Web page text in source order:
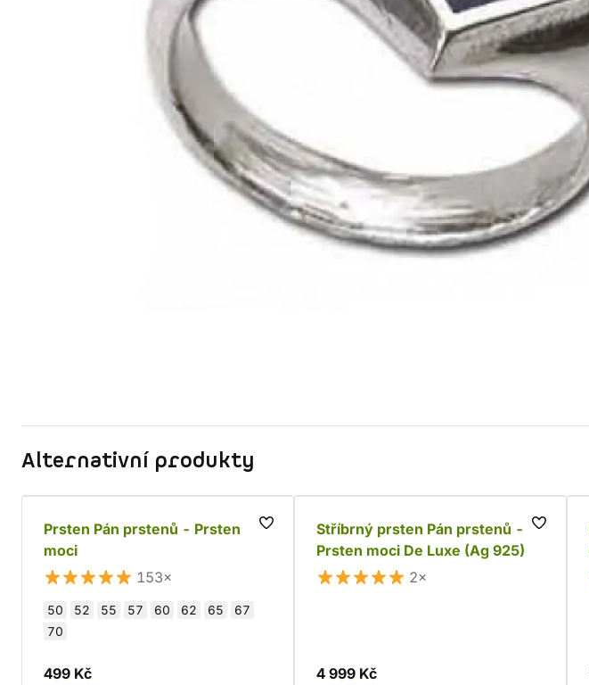
Alternativní produkty
Prsten Pán prstenů - Prsten
moci
153×
50 52 55 57 60 62 65
67
70
499 Kč
Stříbrný prsten Pán prstenů -
Prsten moci De Luxe (Ag 925)
2×
4 999 Kč